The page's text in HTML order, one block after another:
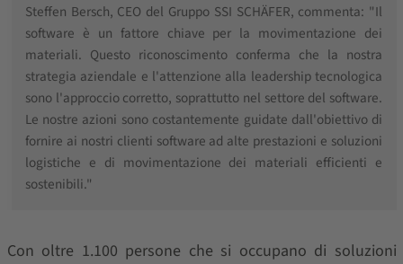
Steffen Bersch, CEO del Gruppo SSI SCHÄFER, commenta: "Il
software è un fattore chiave per la movimentazione dei
materiali. Questo riconoscimento conferma che la nostra
strategia aziendale e l'attenzione alla leadership tecnologica
sono l'approccio corretto, soprattutto nel settore del software.
Le nostre azioni sono costantemente guidate dall'obiettivo di
fornire ai nostri clienti software ad alte prestazioni e soluzioni
logistiche e di movimentazione dei materiali efficienti e
sostenibili."
Con oltre 1.100 persone che si occupano di soluzioni